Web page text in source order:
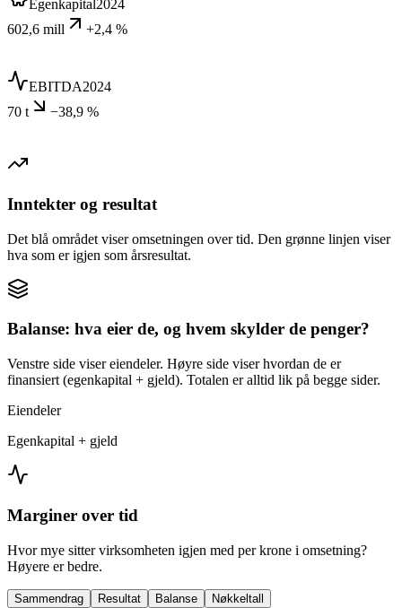
Egenkapital2024
602,6 mill
+2,4 %
EBITDA2024
70 t
−38,9 %
Inntekter og resultat
Det blå området viser omsetningen over tid. Den grønne linjen viser
hva som er igjen som årsresultat.
Balanse: hva eier de, og hvem skylder de penger?
Venstre side viser eiendeler. Høyre side viser hvordan de er
finansiert (egenkapital + gjeld). Totalen er alltid lik på begge sider.
Eiendeler
Egenkapital + gjeld
Marginer over tid
Hvor mye sitter virksomheten igjen med per krone i omsetning?
Høyere er bedre.
Sammendrag Resultat Balanse
Nøkkeltall